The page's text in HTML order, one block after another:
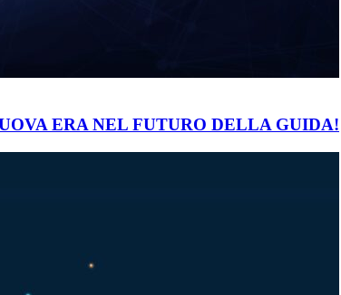
ERA NEL FUTURO DELLA GUIDA!